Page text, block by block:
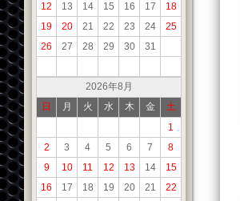
12
13 14 15 16 17
18
19
20 21 22 23 24
25
26
27 28 29 30 31
2026年8月
日
月 火 水 木 金
土
1
2
3 4 5 6 7
8
9
10 11 12 13 14
15
16
17 18 19 20 21
22